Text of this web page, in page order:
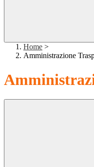
Home >
Amministrazione